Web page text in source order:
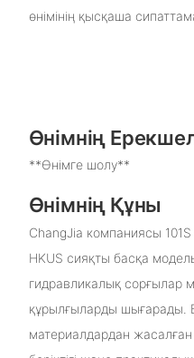
өнімінің қысқаша
Өнімнің
**Өнімге шолу**
Өнімнің Құны
ChangJia компаниясы
HKUS сияқты басқа
гидравликалық сорғылар
құрылғыларды шығарады.
материалдардан жасалған